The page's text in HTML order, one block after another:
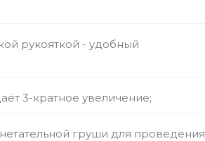
рукояткой - удобный
3-кратное увеличение;
груши для проведения